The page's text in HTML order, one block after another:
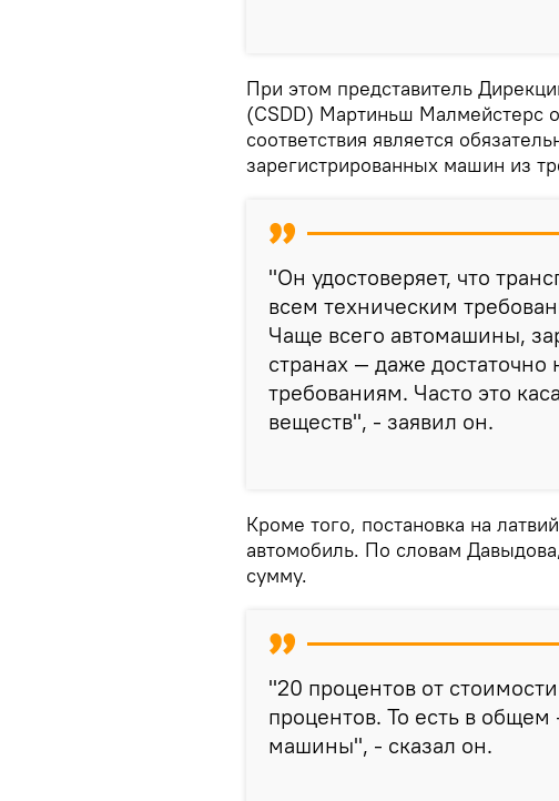
При этом представитель
(CSDD) Мартиньш Малмейстерс
соответствия является
зарегистрированных машин из
"Он удостоверяет, что
всем техническим
Чаще всего автомашины,
странах — даже
требованиям. Часто это
веществ", - заявил он.
Кроме того, постановка на
автомобиль. По словам
сумму.
"20 процентов от
процентов. То есть в
машины", - сказал он.